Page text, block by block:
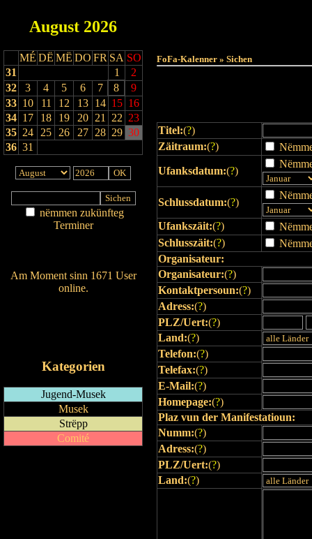
August 2026
MÉ DË MË DO FR SA SO
31
1
2
32
3 4 5 6 7 8
9
33 10 11 12 13 14 15 16
34 17 18 19 20 21 22 23
35 24 25 26 27 28 29 30
36 31
nëmmen zukünfteg
Terminer
Am Moment sinn 1671 User
online.
Kategorien
Jugend-Musek
Musek
Strëpp
Comité
FoFa-Kalenner » Sichen
Titel:(?)
Zäitraum:(?)
Ufanksdatum:(?)
Schlussdatum:(?)
Ufankszäit:(?)
Schlusszäit:(?)
Organisateur:
Organisateur:(?)
Kontaktpersoun:(?)
Adress:(?)
PLZ/Uert:(?)
Land:(?)
Telefon:(?)
Telefax:(?)
E-Mail:(?)
Homepage:(?)
Plaz vun der Manifestatioun:
Numm:(?)
Adress:(?)
PLZ/Uert:(?)
Land:(?)